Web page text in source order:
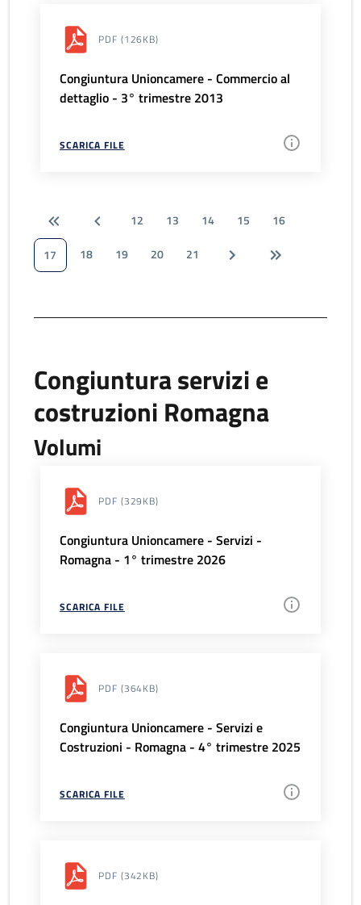
PDF (126KB)
Congiuntura Unioncamere - Commercio al
dettaglio - 3° trimestre 2013
SCARICA FILE
12 13 14 15
16
17
18 19 20 21
Congiuntura servizi e
costruzioni Romagna
Volumi
PDF (329KB)
Congiuntura Unioncamere - Servizi -
Romagna - 1° trimestre 2026
SCARICA FILE
PDF (364KB)
Congiuntura Unioncamere - Servizi e
Costruzioni - Romagna - 4° trimestre 2025
SCARICA FILE
PDF (342KB)